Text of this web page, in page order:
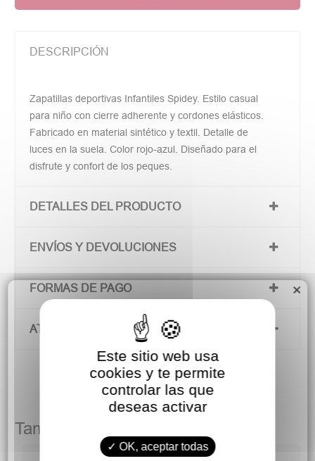
DESCRIPCIÓN
Zapatillas deportivas Infantiles Spidey. Estilo casual
para niño con cierre adherente y cordones elásticos.
Fabricado en material sintético y textil. Detalle de
luces en la suela. Color rojo-azul. Diseñado para el
disfrute y confort de los peques.
DETALLES DEL PRODUCTO
ENVÍOS Y DEVOLUCIONES
FORMAS DE PAGO
ATENCIÓN AL CLIENTE
También podría gustarte
×
Este sitio web usa
cookies y te permite
controlar las que
deseas activar
OK, aceptar todas